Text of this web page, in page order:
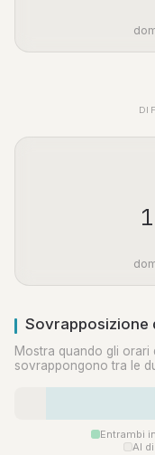
Sovrapposizione
Mostra quando gli orari
sovrappongono tra le
Entrambi
Al